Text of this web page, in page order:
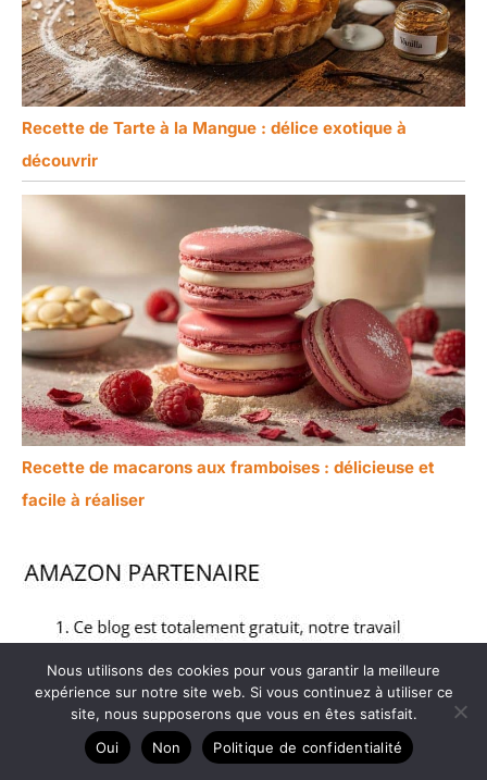
Recette de Tarte à la Mangue : délice exotique à
découvrir
Recette de macarons aux framboises : délicieuse et
facile à réaliser
Nous utilisons des cookies pour vous garantir la meilleure
expérience sur notre site web. Si vous continuez à utiliser ce
site, nous supposerons que vous en êtes satisfait.
Oui
Non Politique de confidentialité